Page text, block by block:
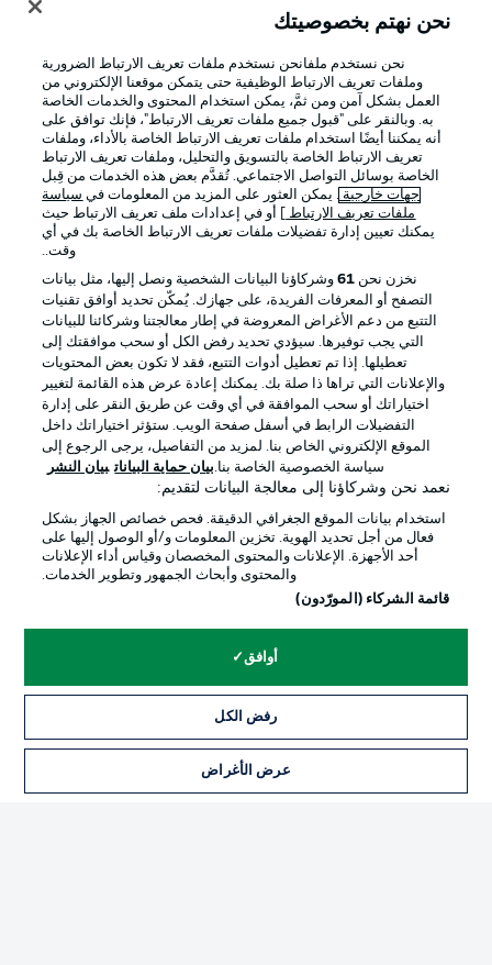
تسجيل الدخول
Football as it's meant to be
تطبيق الدوري الألماني
Official Partners
الإخطارات القانونية
إدارة التفضيلات بيان الخصوصية
نحن نهتم بخصوصيتك
نحن نستخدم ملفانحن نستخدم ملفات تعريف الارتباط الضرورية
وملفات تعريف الارتباط الوظيفية حتى يتمكن موقعنا الإلكتروني من
العمل بشكل آمن ومن ثمَّ، يمكن استخدام المحتوى والخدمات الخاصة
به. وبالنقر على "قبول جميع ملفات تعريف الارتباط"، فإنك توافق على
أنه يمكننا أيضًا استخدام ملفات تعريف الارتباط الخاصة بالأداء، وملفات
تعريف الارتباط الخاصة بالتسويق والتحليل، وملفات تعريف الارتباط
الخاصة بوسائل التواصل الاجتماعي. تُقدَّم بعض هذه الخدمات من قِبل
جهات خارجية . يمكن العثور على المزيد من المعلومات في سياسة
ملفات تعريف الارتباط
] أو في إعدادات ملف تعريف الارتباط حيث
يمكنك تعيين إدارة تفضيلات ملفات تعريف الارتباط الخاصة بك في أي
وقت..
نخزن نحن 61وشركاؤنا البيانات الشخصية ونصل إليها، مثل بيانات
التصفح أو المعرفات الفريدة، على جهازك. يُمكّن تحديد أوافق تقنيات
التتبع من دعم الأغراض المعروضة في إطار معالجتنا وشركائنا للبيانات
التي يجب توفيرها. سيؤدي تحديد رفض الكل أو سحب موافقتك إلى
تعطيلها. إذا تم تعطيل أدوات التتبع، فقد لا تكون بعض المحتويات
والإعلانات التي تراها ذا صلة بك. يمكنك إعادة عرض هذه القائمة لتغيير
اختياراتك أو سحب الموافقة في أي وقت عن طريق النقر على إدارة
التفضيلات الرابط في أسفل صفحة الويب. ستؤثر اختياراتك داخل
الموقع الإلكتروني الخاص بنا. لمزيد من التفاصيل، يرجى الرجوع إلى
سياسة الخصوصية الخاصة بنا.بيان حماية البيانات بيان النشر
نعمد نحن وشركاؤنا إلى معالجة البيانات لتقديم:
استخدام بيانات الموقع الجغرافي الدقيقة. فحص خصائص الجهاز بشكل
فعال من أجل تحديد الهوية. تخزين المعلومات و/أو الوصول إليها على
أحد الأجهزة. الإعلانات والمحتوى المخصصان وقياس أداء الإعلانات
والمحتوى وأبحاث الجمهور وتطوير الخدمات.
قائمة الشركاء (المورّدون)
أوافق
رفض الكل
عرض الأغراض